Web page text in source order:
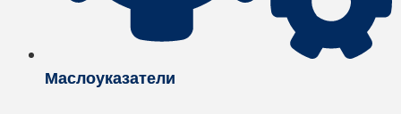
Маслоуказатели